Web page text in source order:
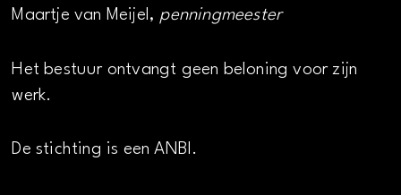
Maartje van Meijel, penningmeester
Het bestuur ontvangt geen beloning voor zijn
werk.
De stichting is een ANBI.